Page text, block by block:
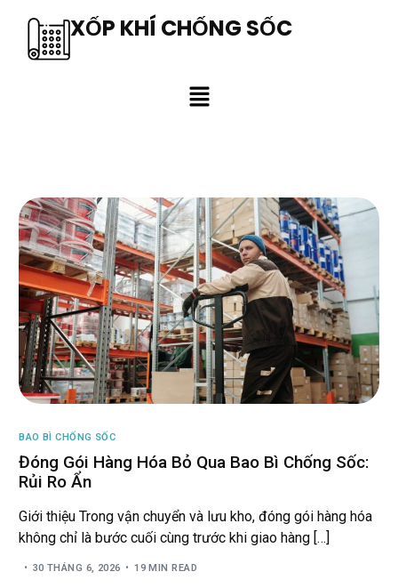
XỐP KHÍ CHỐNG SỐC
BAO BÌ CHỐNG SỐC
Đóng Gói Hàng Hóa Bỏ Qua Bao Bì Chống Sốc:
Rủi Ro Ẩn
Giới thiệu Trong vận chuyển và lưu kho, đóng gói hàng hóa
không chỉ là bước cuối cùng trước khi giao hàng […]
30 THÁNG 6, 2026 19 MIN READ